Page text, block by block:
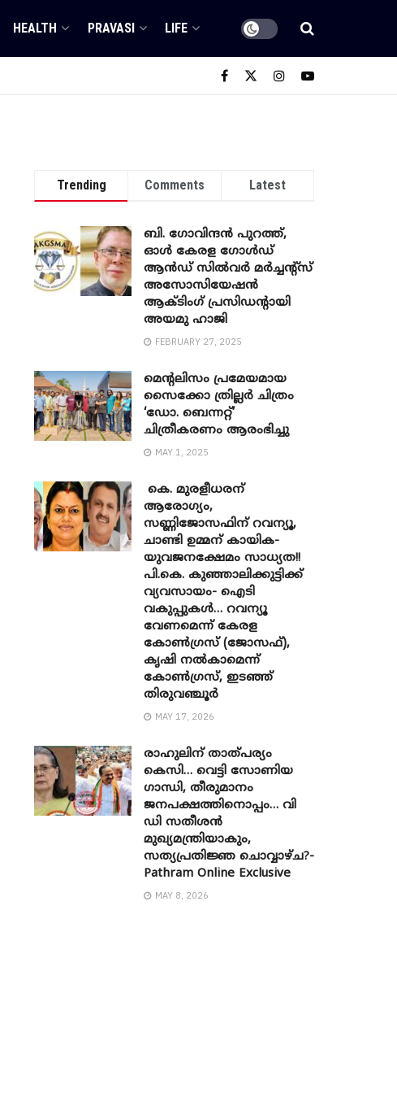
HEALTH PRAVASI LIFE
Trending Comments Latest
ബി. ​ഗോവിന്ദൻ പുറത്ത്,
ഓൾ കേരള ഗോൾഡ്
ആൻഡ് സിൽവർ മർച്ചന്റ്സ്
അസോസിയേഷൻ
ആക്ടിംഗ് പ്രസിഡന്റായി
അയമു ഹാജി
FEBRUARY 27, 2025
മെന്‍റലിസം പ്രമേയമായ
സൈക്കോ ത്രില്ലർ ചിത്രം
‘ഡോ. ബെന്നറ്റ്’
ചിത്രീകരണം ആരംഭിച്ചു
MAY 1, 2025
കെ. മുരളീധരന്
ആരോഗ്യം,
സണ്ണിജോസഫിന് റവന്യൂ,
ചാണ്ടി ഉമ്മന് കായിക-
യുവജനക്ഷേമം സാധ്യത!!
പി.കെ. കുഞ്ഞാലിക്കുട്ടിക്ക്
വ്യവസായം- ഐടി
വകുപ്പുകൾ… റവന്യൂ
വേണമെന്ന് കേരള
കോൺഗ്രസ് (ജോസഫ്),
കൃഷി നൽകാമെന്ന്
കോൺഗ്രസ്, ഇടഞ്ഞ്
തിരുവഞ്ചൂർ
MAY 17, 2026
രാഹുലിന് താത്പര്യം
കെസി… വെട്ടി സോണിയ ​
ഗാന്ധി, തീരുമാനം
ജനപക്ഷത്തിനൊപ്പം… വി
ഡി സതീശൻ
മുഖ്യമന്ത്രിയാകും,
സത്യപ്രതിജ്ഞ ചൊവ്വാഴ്ച?-
Pathram Online Exclusive
MAY 8, 2026